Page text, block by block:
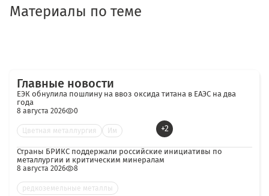
Материалы по теме
Главные новости
ЕЭК обнулила пошлину на ввоз оксида титана в ЕАЭС на два
года
8 августа 2026 0
Цветная металлургия Им +2
Страны БРИКС поддержали российские инициативы по
металлургии и критическим минералам
8 августа 2026 8
редкоземельные металлы